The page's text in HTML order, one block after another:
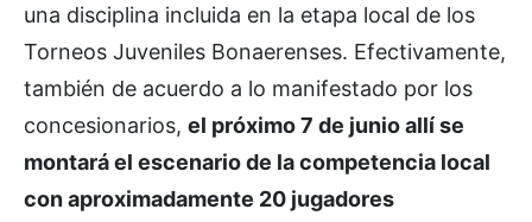
una disciplina incluida en la etapa local de los
Torneos Juveniles Bonaerenses. Efectivamente,
también de acuerdo a lo manifestado por los
concesionarios, el próximo 7 de junio allí se
montará el escenario de la competencia local
con aproximadamente 20 jugadores